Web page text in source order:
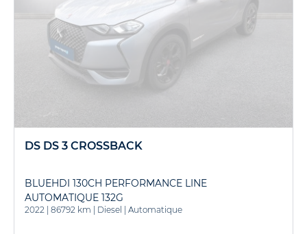
DS DS 3 CROSSBACK
BLUEHDI 130CH PERFORMANCE LINE
AUTOMATIQUE 132G
2022 86792 km Diesel Automatique